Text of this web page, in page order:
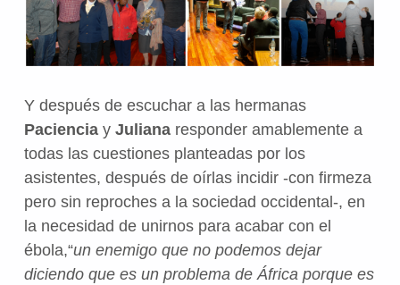
Y después de escuchar a las hermanas
Pacienciay Julianaresponder amablemente a
todas las cuestiones planteadas por los
asistentes, después de oírlas incidir -con firmeza
pero sin reproches a la sociedad occidental-, en
la necesidad de unirnos para acabar con el
ébola,“un enemigo que no podemos dejar
diciendo que es un problema de África porque es